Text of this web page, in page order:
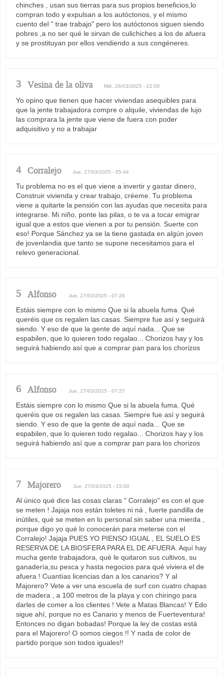
chinches , usan sus tierras para sus propios beneficios,lo
compran todo y expulsan a los autóctonos, y el mismo
cuento del " trae trabajo" pero los autóctonos siguen siendo
pobres ,a no ser qué le sirvan de culichiches a los de afuera
y se prostituyan por ellos vendiendo a sus congéneres.
3 Vesina de la oliva Mié, 26/03/2025 - 22:00
Yo opino que tienen que hacer viviendas asequibles para
que la jente trabajadora compre o alquile, viviendas de lujo
las comprara la jente que viene de fuera con poder
adquisitivo y no a trabajar
4 Corralejo Jue, 27/03/2025 - 05:44
Tu problema no es el que viene a invertir y gastar dinero,
Construir vivienda y crear trabajo, créeme. Tu problema
viene a quitarte la pensión con las ayudas que necesita para
integrarse. Mi niño, ponte las pilas, o te va a tocar emigrar
igual que a estos que vienen a por tu pensión. Suerte con
eso! Porque Sánchez ya se la tiene gastada en algún joven
de jovenlandia que tanto se supone necesitamos para el
relevo generacional.
5 Alfonso Jue, 27/03/2025 - 07:26
Estáis siempre con lo mismo Que si la abuela fuma. Qué
queréis que os regalen las casas. Siempre fue así y seguirá
siendo. Y eso de que la gente de aquí nada... Que se
espabilen, que lo quieren todo regalao... Chorizos hay y los
seguirá habiendo así que a comprar pan para los chorizos
6 Alfonso Jue, 27/03/2025 - 07:27
Estáis siempre con lo mismo Que si la abuela fuma. Qué
queréis que os regalen las casas. Siempre fue así y seguirá
siendo. Y eso de que la gente de aquí nada... Que se
espabilen, que lo quieren todo regalao... Chorizos hay y los
seguirá habiendo así que a comprar pan para los chorizos
7 Majorero Jue, 27/03/2025 - 15:00
Al único qué dice las cosas claras " Corralejo" es con el que
se meten ! Jajaja nos están toletes ni ná , fuerte pandilla de
inútiles, qué se meten en lo personal sin saber una mierda ,
porque digo yo qué lo conocerán para meterse con el
Corralejo! Jajaja PUES YO PIENSO IGUAL , EL SUELO ES
RESERVA DE LA BIOSFERA PARA EL DE AFUERA. Aquí hay
mucha gente trabajadora, qué le quitaron sus cultivos, su
ganadería,su pesca y hasta negocios para qué viviera el de
afuera ! Cuantías licencias dan a los canarios? Y al
Majorero? Vete a ver una escuela de surf con cuatro chapas
de madera , a 100 metros de la playa y con chiringo para
darles de comer a los clientes ! Vete a Matas Blancas! Y Edo
sigue ahí, porque no es Canario y menos de Fuerteventura!
Entonces no digan bobadas! Porque la ley de costas está
para el Majorero! O somos ciegos !! Y nada de color de
partido porque son todos iguales!!